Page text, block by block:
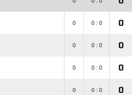
0 0 : 0 0
0 0 : 0 0
0 0 : 0 0
0 0 : 0 0